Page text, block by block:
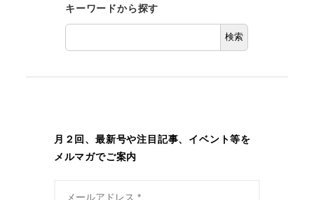
キーワードから探す
検索
月２回、最新号や注目記事、イベント等を
メルマガでご案内